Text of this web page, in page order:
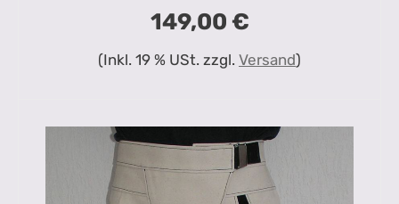
149,00 €
(Inkl. 19 % USt. zzgl. Versand)